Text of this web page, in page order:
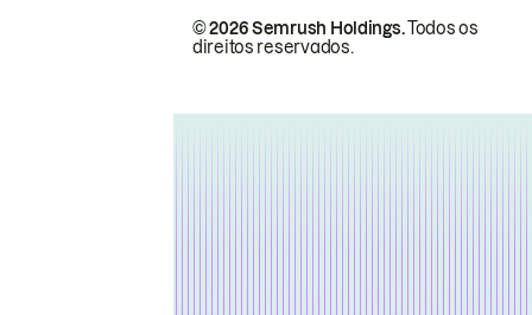
© 2026 Semrush Holdings.Todos os
direitos reservados.